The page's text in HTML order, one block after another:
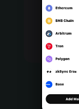
Português (Portugal)
Bahasa Indonesia
Português (Brasil)
Español (Argentina)